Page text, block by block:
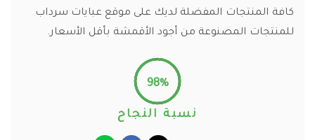
كافة المنتجات المفضلة لديك على موقع عبايات سرداب
للمنتجات المصنوعة من أجود الأقمشة بأقل الأسعار.
98%
نسبة النجاح